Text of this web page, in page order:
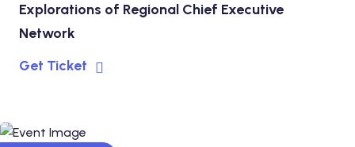
Explorations of Regional Chief Executive
Network
Get Ticket